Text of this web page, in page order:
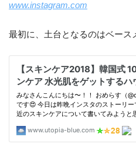
www.instagram.com
最初に、土台となるのはベース